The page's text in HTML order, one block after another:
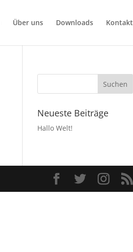
Über uns Downloads Kontakt
Neueste Beiträge
Hallo Welt!